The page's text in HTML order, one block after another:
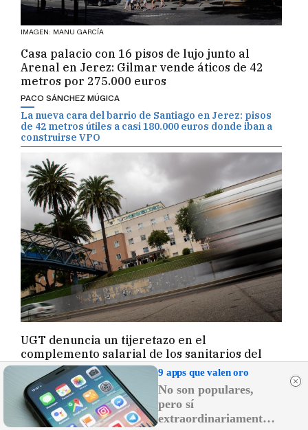
IMAGEN: MANU GARCÍA
Casa palacio con 16 pisos de lujo junto al
Arenal en Jerez: Gilmar vende áticos de 42
metros por 275.000 euros
PACO SÁNCHEZ MÚGICA
La nueva cara del barrio de Santiago en Jerez: pisos
de 42 metros útiles a casi 180.000 euros donde iban a
construirse VPO
UGT denuncia un tijeretazo en el
complemento salarial de los sanitarios del
área de Jerez y acusa al SAS de "atraco" a sus
trabajadores
F. JIMÉNEZ
9 apps que valen oro
No son populares,
pero sí
extraordinariamente